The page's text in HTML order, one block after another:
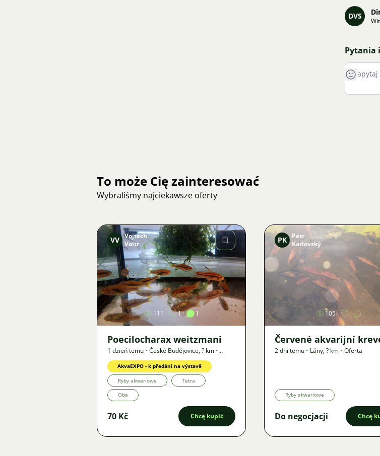
DVS
Pytania
To może Cię zainteresować
Wybraliśmy najciekawsze oferty
Zdjęcie
VV Vojtěch
Voltr
111 1 1
Poecilocharax weitzmani
1 dzień temu • České Budějovice,? km •
Oferta
AkvaEXPO - k předání na výstavě
Ryby akwariowe Tetra
Oba
70 Kč Chcę kupić
Zdjęcie
PK
Petr
Karlovský
105
Červené akvarijní
2 dni temu • Lány,? km • Oferta
Ryby akwariowe
Do negocjacji Chcę